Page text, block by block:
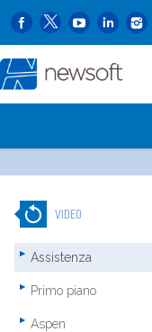
VIDEO
Assistenza
Primo piano
Aspen